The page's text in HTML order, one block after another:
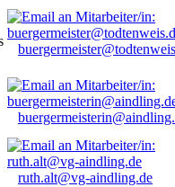
ruth.alt@vg-aindling.de